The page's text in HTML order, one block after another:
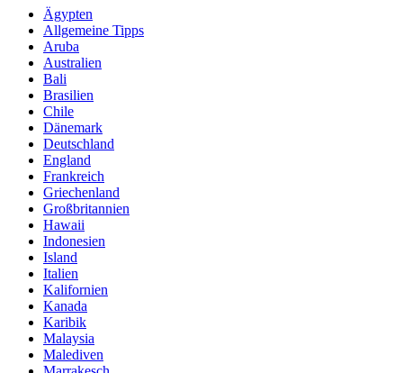
Ägypten
Allgemeine Tipps
Aruba
Australien
Bali
Brasilien
Chile
Dänemark
Deutschland
England
Frankreich
Griechenland
Großbritannien
Hawaii
Indonesien
Island
Italien
Kalifornien
Kanada
Karibik
Malaysia
Malediven